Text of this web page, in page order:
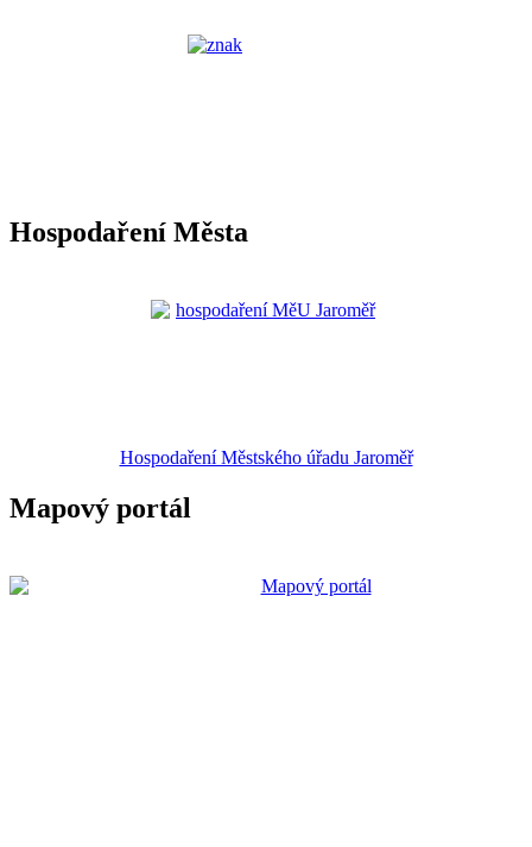
Hospodaření Města
Hospodaření Městského úřadu Jaroměř
Mapový portál